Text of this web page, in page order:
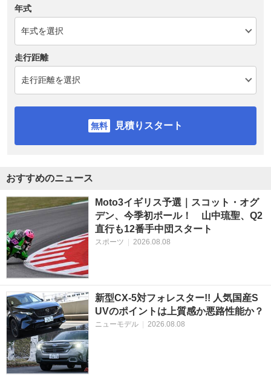
年式
走行距離
見積りスタート
おすすめのニュース
Moto3イギリス予選｜スコット・オグ
デン、今季初ポール！ 山中琉聖、Q2
直行も12番手中団スタート
スポーツ 2026.08.08
新型CX-5対フォレスター!! 人気国産S
UVのポイントは上質感か悪路性能か？
ニューモデル 2026.08.08